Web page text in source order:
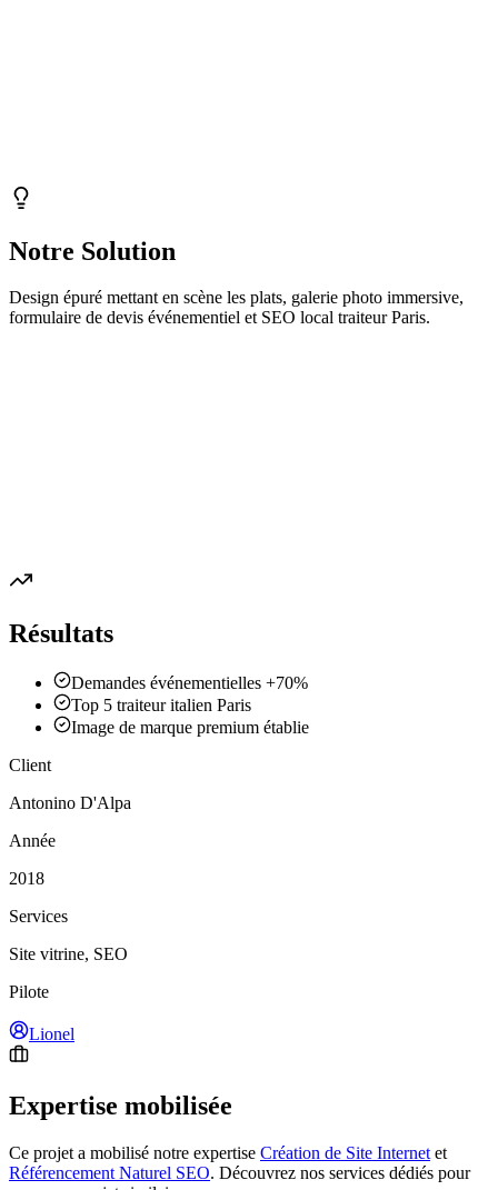
Notre Solution
Design épuré mettant en scène les plats, galerie photo immersive,
formulaire de devis événementiel et SEO local traiteur Paris.
Résultats
Demandes événementielles +70%
Top 5 traiteur italien Paris
Image de marque premium établie
Client
Antonino D'Alpa
Année
2018
Services
Site vitrine, SEO
Pilote
Lionel
Expertise mobilisée
Ce projet a mobilisé notre expertise Création de Site Internet et
Référencement Naturel SEO. Découvrez nos services dédiés pour